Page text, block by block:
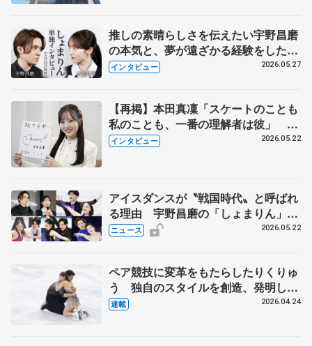
推しの素晴らしさを伝えたい宇野昌磨
の本気と、夢が遠ざかる経験をした本
田真凜の覚悟
インタビュー 2026.05.27
【再掲】本田真凜「スケートのことも
私のことも、一番の理解者は彼」 引
退時の単独インタビューで語った競技
インタビュー 2026.05.22
アイスダンスが〝戦国時代〟と呼ばれ
る理由 宇野昌磨の「しょまりん」ら
実力者が相次いで参戦 国内の競争激
ニュース 2026.05.22
ペア競技に変革をもたらしたりくりゅ
う 独自のスタイルを創造、発明した
【引退発表後②】
連載 2026.04.24